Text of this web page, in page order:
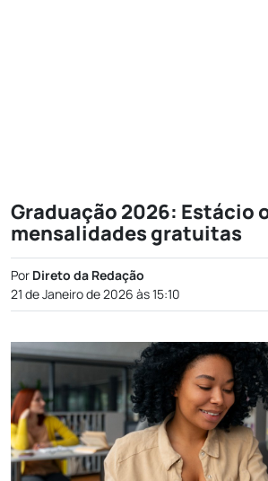
Graduação 2026: Estácio
mensalidades gratuitas
Por Direto da Redação
21 de Janeiro de 2026 às 15:10